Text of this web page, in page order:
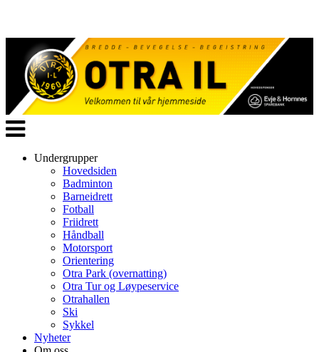
Veksle
navigasjon
Undergrupper
Hovedsiden
Badminton
Barneidrett
Fotball
Friidrett
Håndball
Motorsport
Orientering
Otra Park (overnatting)
Otra Tur og Løypeservice
Otrahallen
Ski
Sykkel
Nyheter